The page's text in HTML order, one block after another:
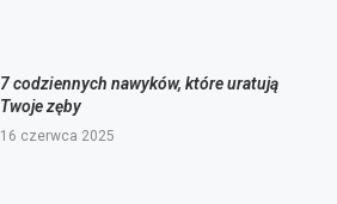
7 codziennych nawyków, które uratują
Twoje zęby
16 czerwca 2025